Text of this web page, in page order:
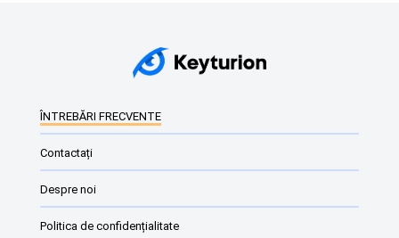
ÎNTREBĂRI FRECVENTE
Contactați
Despre noi
Politica de confidențialitate